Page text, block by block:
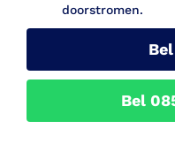
doorstromen.
Bel